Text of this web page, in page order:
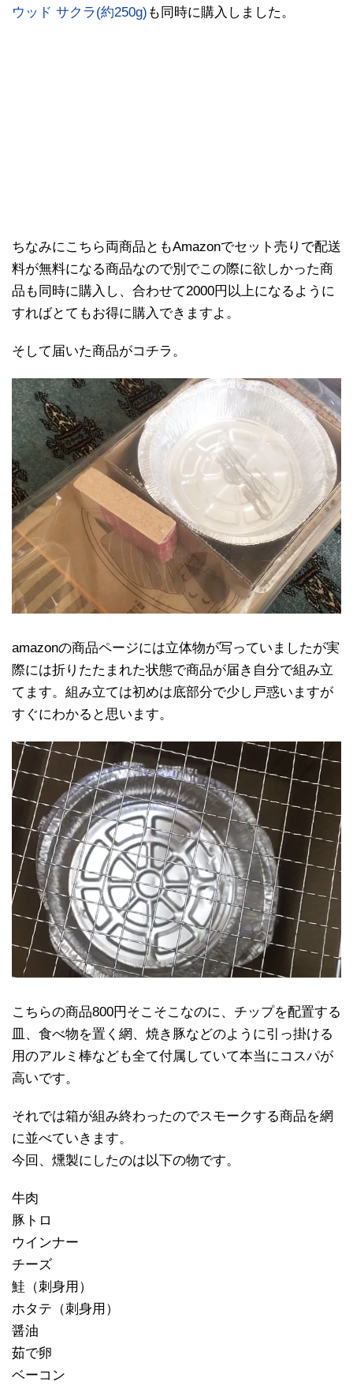
ウッド サクラ(約250g) も同時に購入しました。
ちなみにこちら両商品ともAmazonでセット売りで配送
料が無料になる商品なので別でこの際に欲しかった商
品も同時に購入し、合わせて2000円以上になるように
すればとてもお得に購入できますよ。
そして届いた商品がコチラ。
amazonの商品ページには立体物が写っていましたが実
際には折りたたまれた状態で商品が届き自分で組み立
てます。組み立ては初めは底部分で少し戸惑いますが
すぐにわかると思います。
こちらの商品800円そこそこなのに、チップを配置する
皿、食べ物を置く網、焼き豚などのように引っ掛ける
用のアルミ棒なども全て付属していて本当にコスパが
高いです。
それでは箱が組み終わったのでスモークする商品を網
に並べていきます。
今回、燻製にしたのは以下の物です。
牛肉
豚トロ
ウインナー
チーズ
鮭（刺身用）
ホタテ（刺身用）
醤油
茹で卵
ベーコン